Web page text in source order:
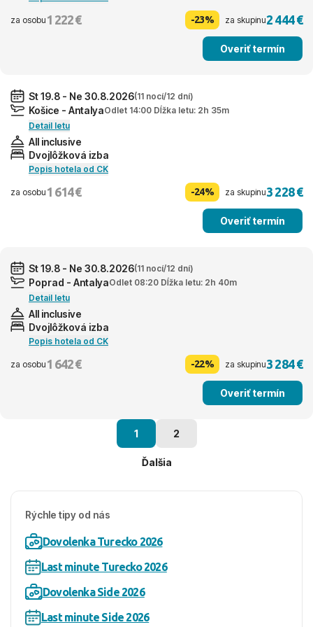
za osobu 1 222 € -23% za skupinu2 444 €
Overiť termín
St 19.8 - Ne 30.8.2026(11 nocí/12 dní)
Košice - AntalyaOdlet 14:00 Dĺžka letu: 2h 35m
Detail letu
All inclusive
Dvojlôžková izba
Popis hotela od CK
za osobu 1 614 € -24% za skupinu3 228 €
Overiť termín
St 19.8 - Ne 30.8.2026(11 nocí/12 dní)
Poprad - AntalyaOdlet 08:20 Dĺžka letu: 2h 40m
Detail letu
All inclusive
Dvojlôžková izba
Popis hotela od CK
za osobu 1 642 € -22% za skupinu3 284 €
Overiť termín
1 2
Ďalšia
Rýchle tipy od nás
Dovolenka Turecko 2026
Last minute Turecko 2026
Dovolenka Side 2026
Last minute Side 2026